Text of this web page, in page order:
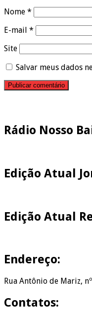
Nome *
E-mail *
Site
Salvar meus dados
Rádio Nosso
Edição Atual
Edição Atual
Endereço:
Rua Antônio de Mariz,
Contatos: